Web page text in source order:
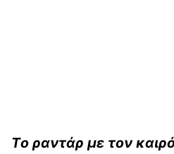
Tο ραντάρ με τον